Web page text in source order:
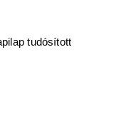
tudósított